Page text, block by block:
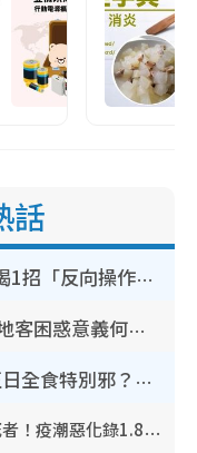
話
WhatsApp預設貼圖點刪？揭1招「反向操作」還原簡潔介面 附3步實測教學
香港山邊鐵閘邊門大開？內地客困惑意義何在！網民神回覆：呢種叫法理性防禦
鬼門開2026｜農曆七月撞正日全食特別邪？專家警告切忌做一事！揭4大禁忌+2招保平安
奪命寄生蟲｜食生菜狂瀉首現死者！疫潮惡化錄1.8萬宗病例 揭洗菜3大謬誤